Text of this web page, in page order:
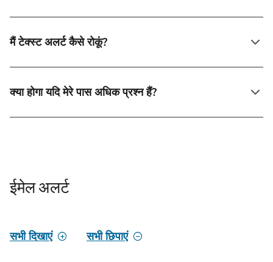
मैं टेक्स्ट अलर्ट कैसे रोकूं?
क्या होगा यदि मेरे पास अधिक प्रश्न हैं?
ईमेल अलर्ट
सभी दिखाएं सभी छिपाएं